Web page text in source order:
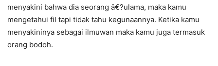
menyakini bahwa dia seorang â€?ulama, maka kamu
mengetahui fil tapi tidak tahu kegunaannya. Ketika kamu
menyakininya sebagai ilmuwan maka kamu juga termasuk
orang bodoh.